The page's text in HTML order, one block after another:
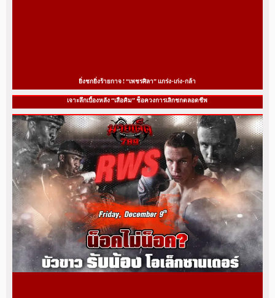
ยิ่งชกยิ่งร้ายกาจ ! “เพชรศิลา” แกร่ง-เก่ง-กล้า
เจาะลึกเบื้องหลัง “เสือคิม” ช็อควงการเลิกชกตลอดชีพ